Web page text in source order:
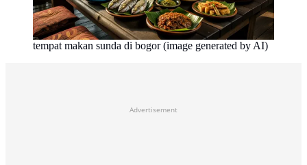
tempat makan sunda di bogor (image generated by AI)
Advertisement